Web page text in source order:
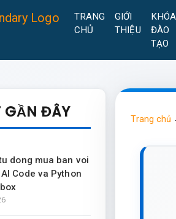
TRANG
CHỦ
GIỚI
THIỆU
KHÓA
ĐÀO
TẠO
GẦN ĐÂY
dong mua ban voi
Code va Python
Trang chủ